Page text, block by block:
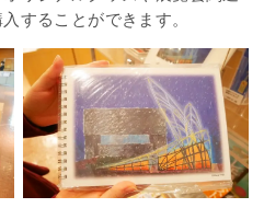
することができます。